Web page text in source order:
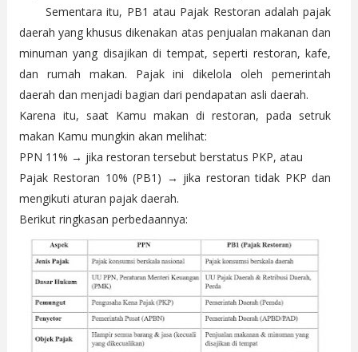
Sementara itu, PB1 atau Pajak Restoran adalah pajak
daerah yang khusus dikenakan atas penjualan makanan dan
minuman yang disajikan di tempat, seperti restoran, kafe,
dan rumah makan. Pajak ini dikelola oleh pemerintah
daerah dan menjadi bagian dari pendapatan asli daerah.
Karena itu, saat Kamu makan di restoran, pada setruk
makan Kamu mungkin akan melihat:
PPN 11% → jika restoran tersebut berstatus PKP, atau
Pajak Restoran 10% (PB1) → jika restoran tidak PKP dan
mengikuti aturan pajak daerah.
Berikut ringkasan perbedaannya: